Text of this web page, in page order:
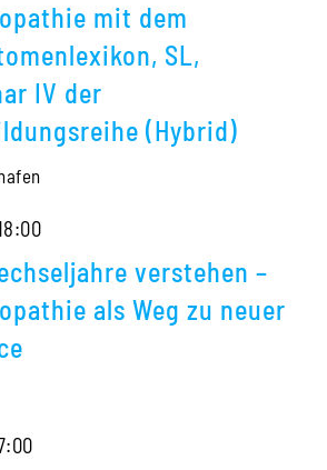
mit dem
SL,
IV der
(Hybrid)
verstehen –
als Weg zu neuer